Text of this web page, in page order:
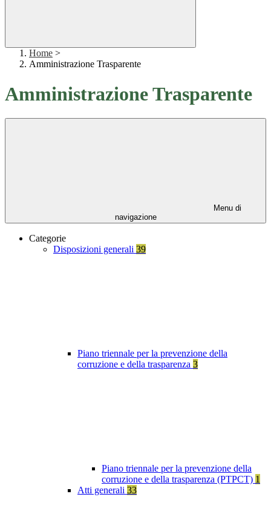
Home >
Amministrazione Trasparente
Amministrazione Trasparente
Menu di
navigazione
Categorie
Disposizioni generali 39
Piano triennale per la prevenzione della
corruzione e della trasparenza 3
Piano triennale per la prevenzione della
corruzione e della trasparenza (PTPCT) 1
Atti generali 33